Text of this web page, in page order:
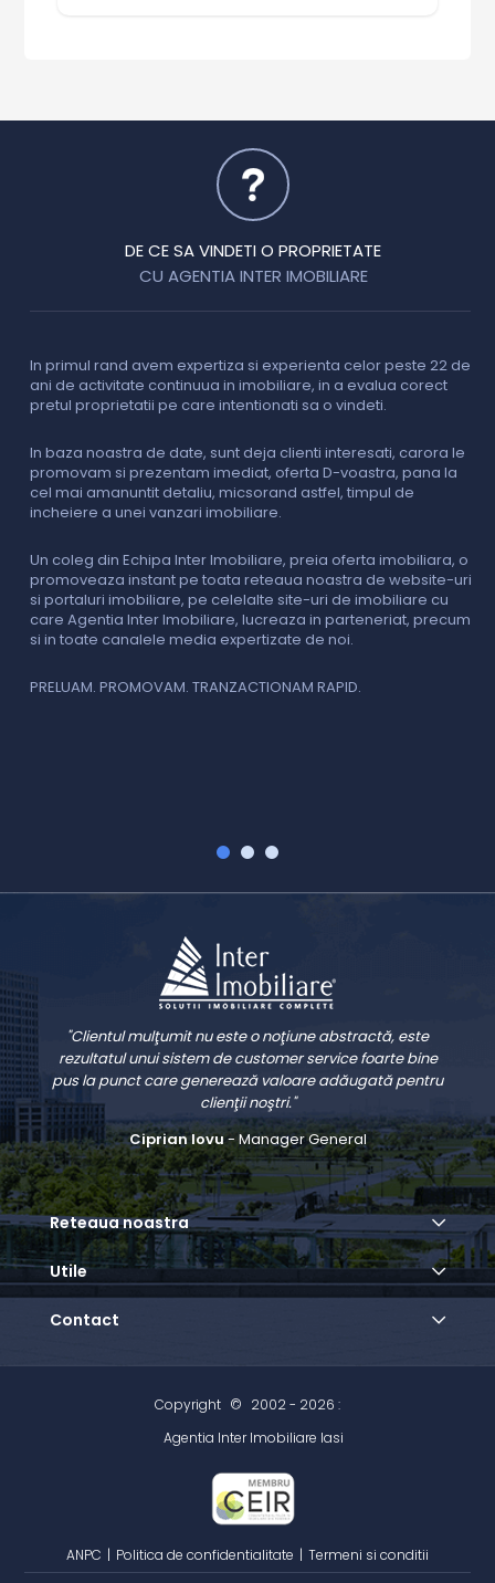
DE CE SA VINDETI O PROPRIETATE
CU AGENTIA INTER IMOBILIARE
In primul rand avem expertiza si experienta celor peste 22 de
ani de activitate continuua in imobiliare, in a evalua corect
pretul proprietatii pe care intentionati sa o vindeti.
In baza noastra de date, sunt deja clienti interesati, carora le
promovam si prezentam imediat, oferta D-voastra, pana la
cel mai amanuntit detaliu, micsorand astfel, timpul de
incheiere a unei vanzari imobiliare.
Un coleg din Echipa Inter Imobiliare, preia oferta imobiliara, o
promoveaza instant pe toata reteaua noastra de website-uri
si portaluri imobiliare, pe celelalte site-uri de imobiliare cu
care Agentia Inter Imobiliare, lucreaza in parteneriat, precum
si in toate canalele media expertizate de noi.
PRELUAM. PROMOVAM. TRANZACTIONAM RAPID.
"Clientul mulţumit nu este o noţiune abstractă, este
rezultatul unui sistem de customer service foarte bine
pus la punct care generează valoare adăugată pentru
clienţii noştri."
Ciprian Iovu- Manager General
Reteaua noastra
Utile
Contact
Copyright © 2002 - 2026 :
Agentia Inter Imobiliare Iasi
ANPC | Politica de confidentialitate | Termeni si conditii